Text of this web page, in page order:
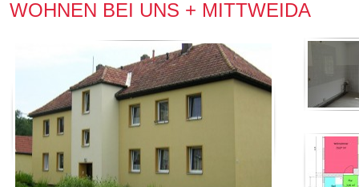
WOHNEN BEI UNS + MITTWEIDA